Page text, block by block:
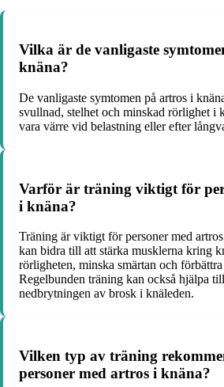
Vilka är de vanligaste
knäna?
De vanligaste symtomen på artros i
svullnad, stelhet och minskad rörlighet i
vara värre vid belastning eller efter
Varför är träning viktigt för
i knäna?
Träning är viktigt för personer med
kan bidra till att stärka musklerna kring
rörligheten, minska smärtan och
Regelbunden träning kan också hjälpa
nedbrytningen av brosk i knäleden.
Vilken typ av träning
personer med artros i knäna?